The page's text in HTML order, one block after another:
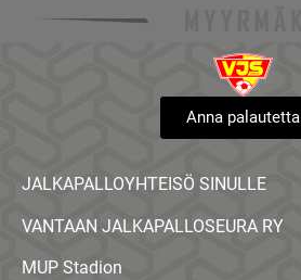
Anna palautetta
JALKAPALLOYHTEISÖ SINULLE
VANTAAN JALKAPALLOSEURA RY
MUP Stadion